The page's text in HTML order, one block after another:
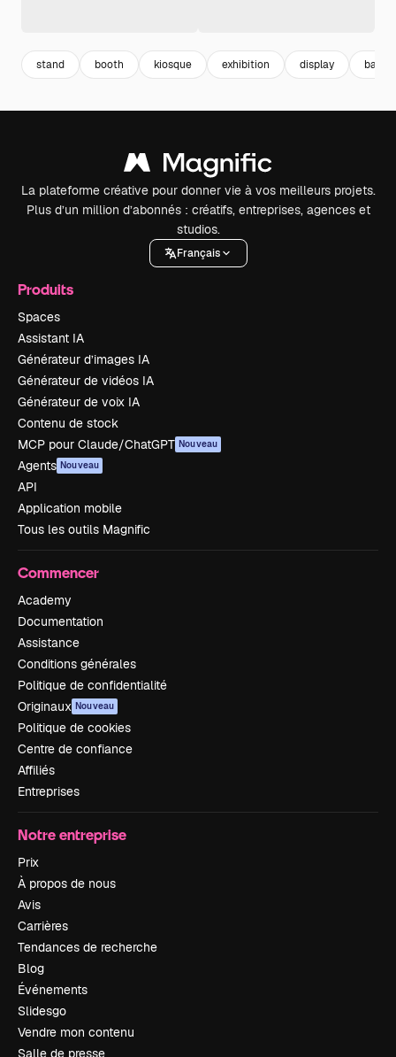
stand booth kiosque exhibition display
La plateforme créative pour donner vie à vos meilleurs projets.
Plus d’un million d’abonnés : créatifs, entreprises, agences et
studios.
Français
Produits
Spaces
Assistant IA
Générateur d’images IA
Générateur de vidéos IA
Générateur de voix IA
Contenu de stock
MCP pour Claude/ChatGPT Nouveau
Agents Nouveau
API
Application mobile
Tous les outils Magnific
Commencer
Academy
Documentation
Assistance
Conditions générales
Politique de confidentialité
Originaux Nouveau
Politique de cookies
Centre de confiance
Affiliés
Entreprises
Notre entreprise
Prix
À propos de nous
Avis
Carrières
Tendances de recherche
Blog
Événements
Slidesgo
Vendre mon contenu
Salle de presse